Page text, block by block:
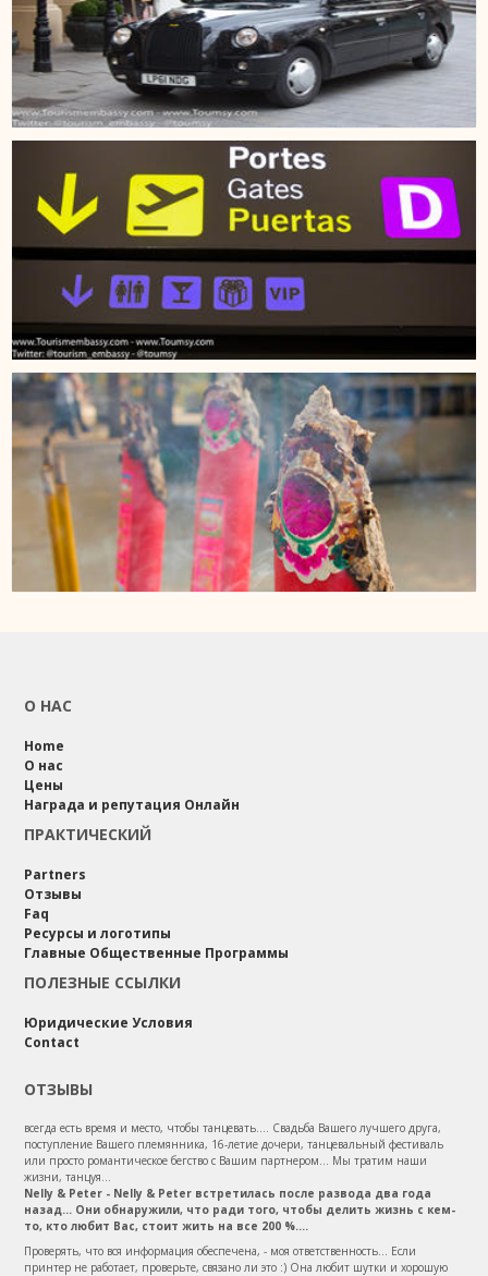
О НАС
Home
О нас
Цены
Награда и репутация Онлайн
ПРАКТИЧЕСКИЙ
Partners
Отзывы
Faq
Ресурсы и логотипы
Главные Общественные Программы
ПОЛЕЗНЫЕ ССЫЛКИ
Юридические Условия
Contact
ОТЗЫВЫ
всегда есть время и место, чтобы танцевать.... Свадьба Вашего лучшего друга,
поступление Вашего племянника, 16-летие дочери, танцевальный фестиваль
или просто романтическое бегство с Вашим партнером... Мы тратим наши
жизни, танцуя...
Nelly & Peter - Nelly & Peter встретилась после развода два года
назад... Они обнаружили, что ради того, чтобы делить жизнь с кем-
то, кто любит Вас, стоит жить на все 200 %....
Проверять, что вся информация обеспечена, - моя ответственность... Если
принтер не работает, проверьте, связано ли это :) Она любит шутки и хорошую